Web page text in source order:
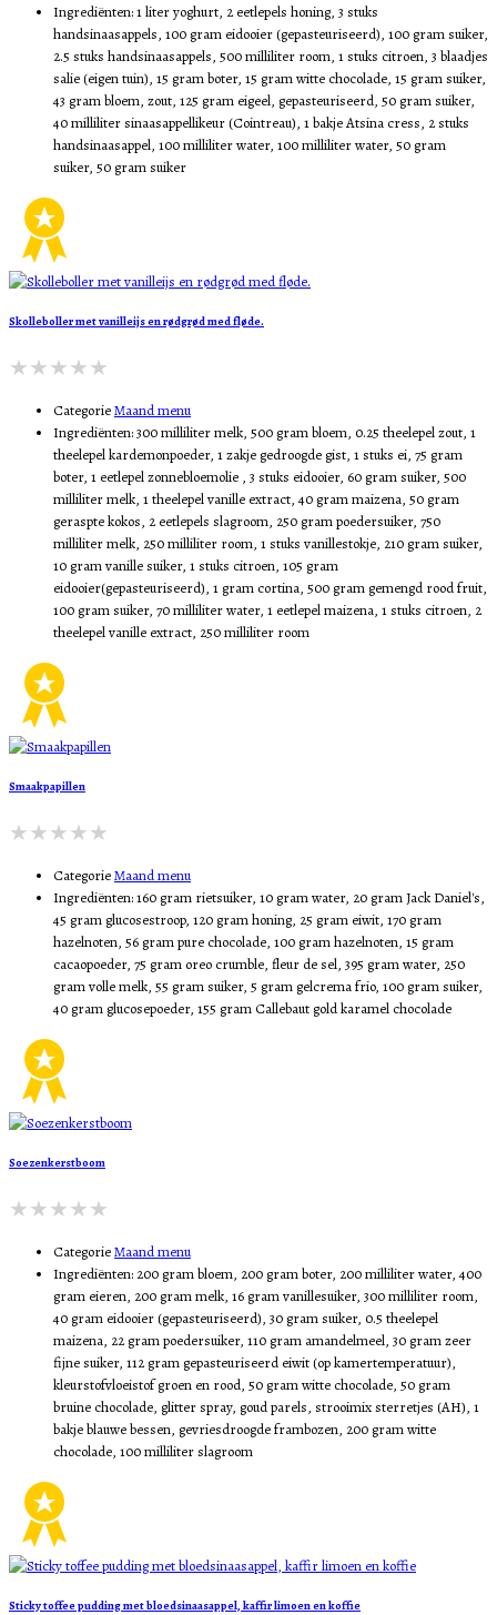
Ingrediënten:1 liter yoghurt, 2 eetlepels honing, 3 stuks
handsinaasappels, 100 gram eidooier (gepasteuriseerd), 100 gram suiker,
2.5 stuks handsinaasappels, 500 milliliter room, 1 stuks citroen, 3 blaadjes
salie (eigen tuin), 15 gram boter, 15 gram witte chocolade, 15 gram suiker,
43 gram bloem, zout, 125 gram eigeel, gepasteuriseerd, 50 gram suiker,
40 milliliter sinaasappellikeur (Cointreau), 1 bakje Atsina cress, 2 stuks
handsinaasappel, 100 milliliter water, 100 milliliter water, 50 gram
suiker, 50 gram suiker
Skolleboller met vanilleijs en rødgrød med fløde.
CategorieMaand menu
Ingrediënten:300 milliliter melk, 500 gram bloem, 0.25 theelepel zout, 1
theelepel kardemonpoeder, 1 zakje gedroogde gist, 1 stuks ei, 75 gram
boter, 1 eetlepel zonnebloemolie , 3 stuks eidooier, 60 gram suiker, 500
milliliter melk, 1 theelepel vanille extract, 40 gram maizena, 50 gram
geraspte kokos, 2 eetlepels slagroom, 250 gram poedersuiker, 750
milliliter melk, 250 milliliter room, 1 stuks vanillestokje, 210 gram suiker,
10 gram vanille suiker, 1 stuks citroen, 105 gram
eidooier(gepasteuriseerd), 1 gram cortina, 500 gram gemengd rood fruit,
100 gram suiker, 70 milliliter water, 1 eetlepel maizena, 1 stuks citroen, 2
theelepel vanille extract, 250 milliliter room
Smaakpapillen
CategorieMaand menu
Ingrediënten:160 gram rietsuiker, 10 gram water, 20 gram Jack Daniel's,
45 gram glucosestroop, 120 gram honing, 25 gram eiwit, 170 gram
hazelnoten, 56 gram pure chocolade, 100 gram hazelnoten, 15 gram
cacaopoeder, 75 gram oreo crumble, fleur de sel, 395 gram water, 250
gram volle melk, 55 gram suiker, 5 gram gelcrema frio, 100 gram suiker,
40 gram glucosepoeder, 155 gram Callebaut gold karamel chocolade
Soezenkerstboom
CategorieMaand menu
Ingrediënten: 200 gram bloem, 200 gram boter, 200 milliliter water, 400
gram eieren, 200 gram melk, 16 gram vanillesuiker, 300 milliliter room,
40 gram eidooier (gepasteuriseerd), 30 gram suiker, 0.5 theelepel
maizena, 22 gram poedersuiker, 110 gram amandelmeel, 30 gram zeer
fijne suiker, 112 gram gepasteuriseerd eiwit (op kamertemperatuur),
kleurstofvloeistof groen en rood, 50 gram witte chocolade, 50 gram
bruine chocolade, glitter spray, goud parels, strooimix sterretjes (AH), 1
bakje blauwe bessen, gevriesdroogde frambozen, 200 gram witte
chocolade, 100 milliliter slagroom
Sticky toffee pudding met bloedsinaasappel, kaffir limoen en koffie